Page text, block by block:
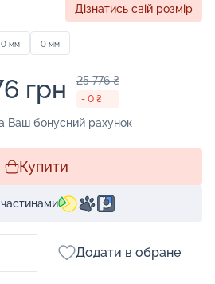
Дізнатись свій розмір
0 мм 0 мм
грн 25 776 ₴
- 0 ₴
Ваш бонусний рахунок
Купити
Додати в обране